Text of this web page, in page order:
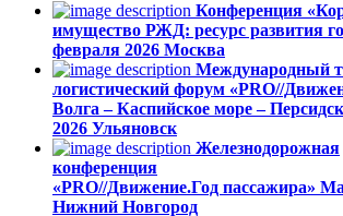
Конференция
имущество РЖД: ресурс развития
февраля 2026 Москва
Международный
логистический форум «PRO//
Волга – Каспийское море –
2026 Ульяновск
Железнодорожная
конференция
«PRO//Движение.Год пассажира»
Нижний Новгород